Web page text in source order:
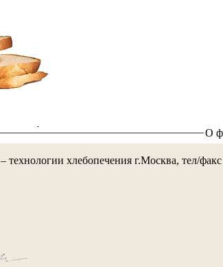
О
– технологии хлебопечения г.Москва, тел/